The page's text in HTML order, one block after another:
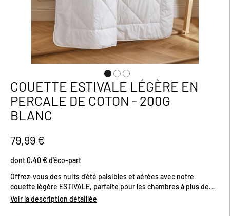
Passer
au
début
de
la
d’images
COUETTE ESTIVALE LÉGÈRE EN
PERCALE DE COTON - 200G
BLANC
79,99 €
dont 0.40 € d'éco-part
Offrez-vous des nuits d’été paisibles et aérées avec notre
couette légère ESTIVALE, parfaite pour les chambres à plus de
22°. Son enveloppe en percale de coton 70 fils/cm² offre une
douceur exceptionnelle pour un confort optimal. Son garnissage
Voir la description détaillée